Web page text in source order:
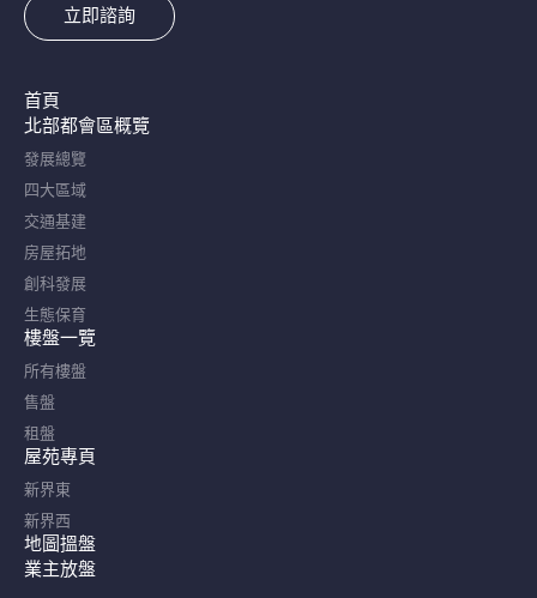
立即諮詢
首頁
北部都會區概覽​
發展總覽
四大區域
交通基建
房屋拓地
創科發展
生態保育
樓盤一覽
所有樓盤
售盤
租盤
屋苑專頁
新界東
新界西
地圖搵盤
業主放盤